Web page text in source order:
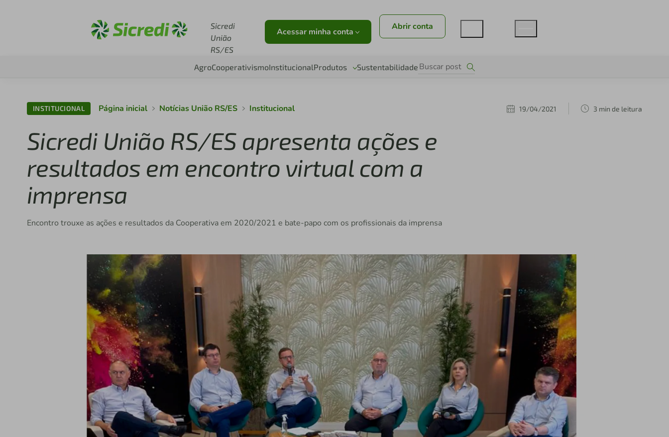
Sicredi
União
RS/ES
Acessar minha conta Abrir conta
AgroCooperativismoInstitucionalProdutos Sustentabilidade
INSTITUCIONAL Página inicial Notícias União RS/ES Institucional 19/04/2021 3 min de leitura
Sicredi União RS/ES apresenta ações e
resultados em encontro virtual com a
imprensa
Encontro trouxe as ações e resultados da Cooperativa em 2020/2021 e bate-papo com os profissionais da imprensa